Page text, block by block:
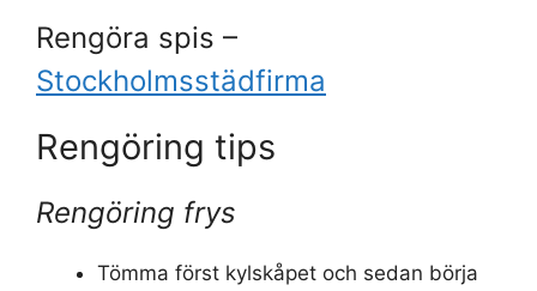
Rengöra spis –
Stockholmsstädfirma
Rengöring tips
Rengöring frys
Tömma först kylskåpet och sedan börja